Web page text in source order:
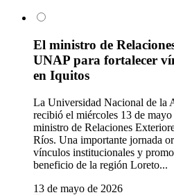
El ministro de
UNAP para fortalecer
en Iquitos
La Universidad Nacional de la
recibió el miércoles 13 de
ministro de Relaciones
Ríos. Una importante jornada
vínculos institucionales y
beneficio de la región Loreto...
13 de mayo de 2026